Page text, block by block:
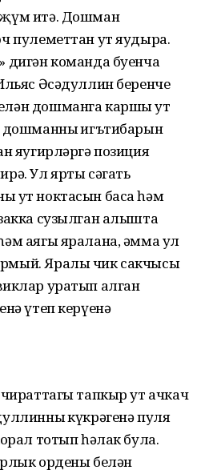
итә. Дошман
пулеметтан ут яудыра.
дигән команда буенча
Әсәдуллин беренче
дошманга каршы ут
игътибарын
яугирләргә позиция
Ул ярты сәгать
ут ноктасын баса һәм
сузылган алышта
аягы яралана, әмма ул
Яралы чик сакчысы
уратып алган
үтеп керүенә
тапкыр ут ачкач
күкрәгенә пуля
тотып һәлак була.
ордены белән